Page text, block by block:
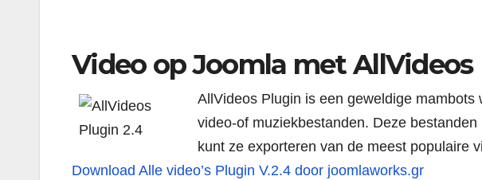
Video op Joomla met
AllVideos Plugin is een geweldige mambots
video-of muziekbestanden. Deze
kunt ze exporteren van de meest populaire
Download Alle video’s Plugin V.2.4 door joomlaworks.gr